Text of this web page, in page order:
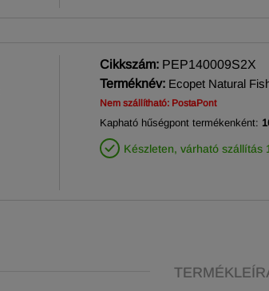
Cikkszám: PEP140009S2X
Terméknév: Ecopet Natural
Nem szállítható: PostaPont
Kapható hűségpont termékenként:
Készleten, várható szállítás